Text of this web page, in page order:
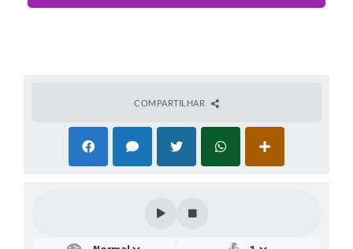
COMPARTILHAR